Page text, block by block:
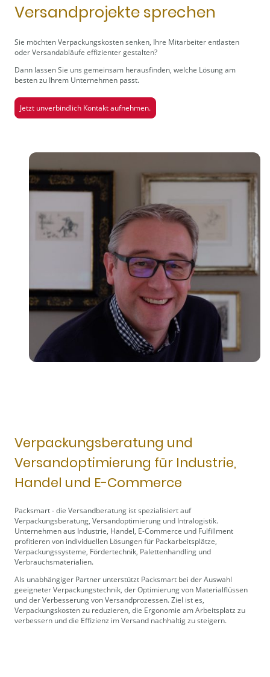
Versandprojekte sprechen
Sie möchten Verpackungskosten senken, Ihre Mitarbeiter entlasten
oder Versandabläufe effizienter gestalten?
Dann lassen Sie uns gemeinsam herausfinden, welche Lösung am
besten zu Ihrem Unternehmen passt.
Jetzt unverbindlich Kontakt aufnehmen.
Verpackungsberatung und
Versandoptimierung für Industrie,
Handel und E-Commerce
Packsmart - die Versandberatung ist spezialisiert auf
Verpackungsberatung, Versandoptimierung und Intralogistik.
Unternehmen aus Industrie, Handel, E-Commerce und Fulfillment
profitieren von individuellen Lösungen für Packarbeitsplätze,
Verpackungssysteme, Fördertechnik, Palettenhandling und
Verbrauchsmaterialien.
Als unabhängiger Partner unterstützt Packsmart bei der Auswahl
geeigneter Verpackungstechnik, der Optimierung von Materialflüssen
und der Verbesserung von Versandprozessen. Ziel ist es,
Verpackungskosten zu reduzieren, die Ergonomie am Arbeitsplatz zu
verbessern und die Effizienz im Versand nachhaltig zu steigern.